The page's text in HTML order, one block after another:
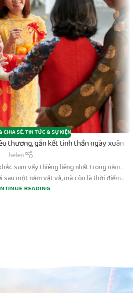
CHIA SẺ,TIN TỨC & SỰ KIỆN
thương, gắn kết tinh thần ngày xuân
helen
sum vầy thiêng liêng nhất trong năm.
một năm vất vả, mà còn là thời điểm...
READING